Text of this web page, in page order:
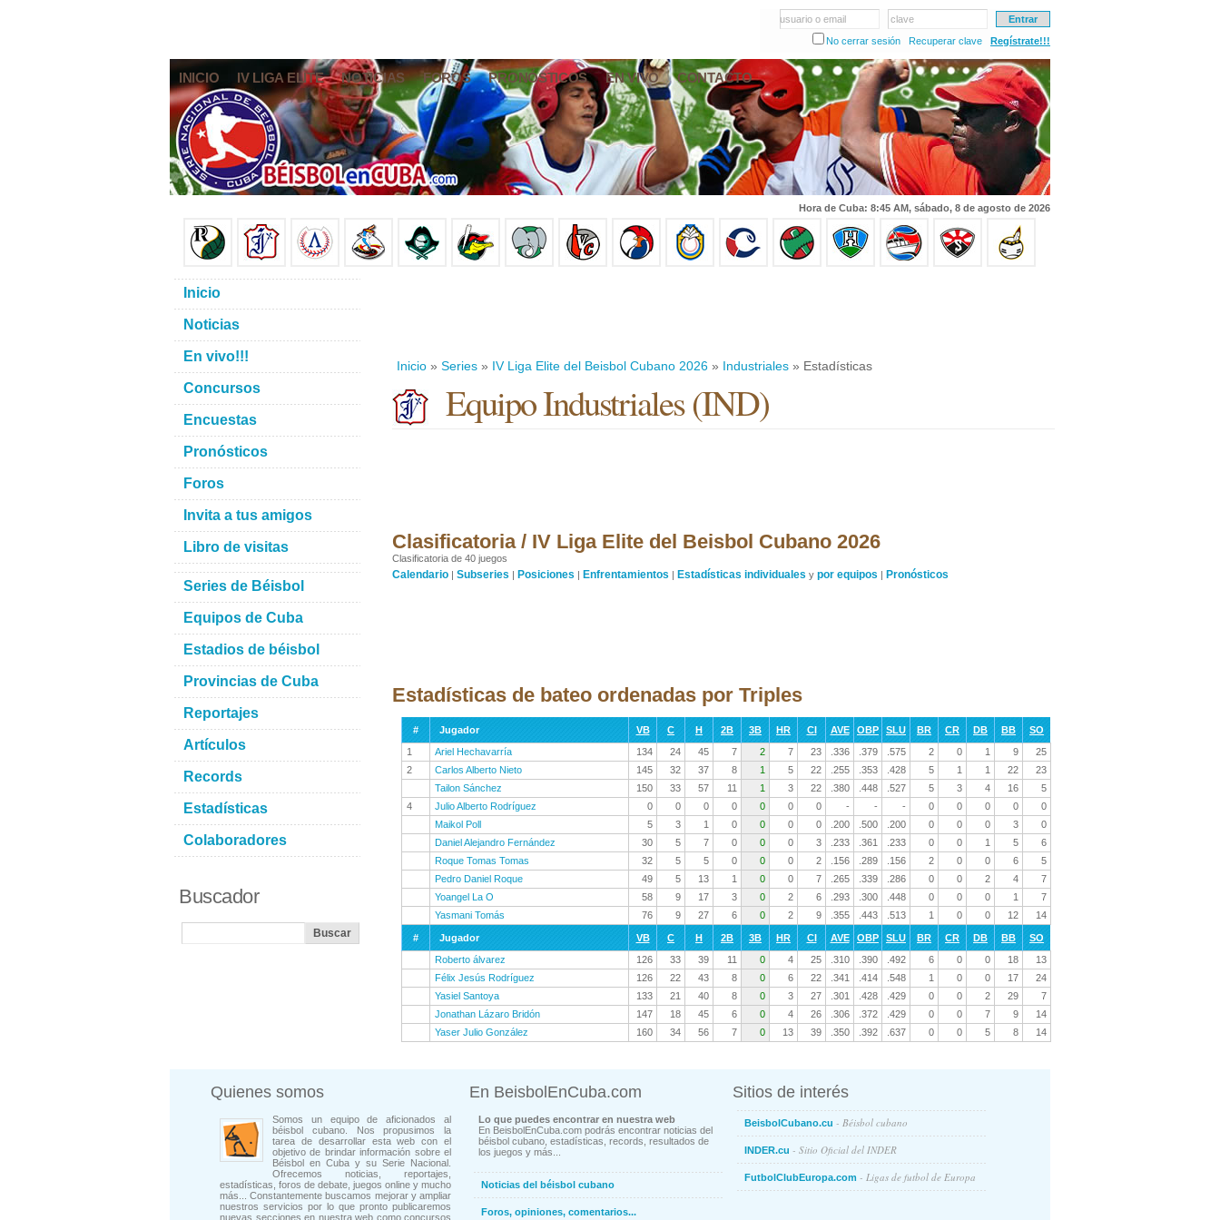
usuario o email
clave
No cerrar sesión
Recuperar clave Regístrate!!!
INICIO IV LIGA ELITE NOTICIAS FOROS PRONÓSTICOS EN VIVO CONTACTO
Hora de Cuba: 8:45 AM, sábado, 8 de agosto de 2026
Inicio » Series » IV Liga Elite del Beisbol Cubano 2026 » Industriales » Estadísticas
Equipo Industriales (IND)
Clasificatoria / IV Liga Elite del Beisbol Cubano 2026
Clasificatoria de 40 juegos
Calendario | Subseries | Posiciones | Enfrentamientos | Estadísticas individuales y por equipos | Pronósticos
Estadísticas de bateo ordenadas por Triples
# Jugador VB C H 2B 3B HR CI AVE OBP SLU BR CR DB BB
SO
1
Ariel Hechavarría 134 24 45 7 2 7 23 .336 .379 .575 2 0 1 9
25
2
Carlos Alberto Nieto 145 32 37 8 1 5 22 .255 .353 .428 5 1 1 22
23
Tailon Sánchez
150 33 57 11 1 3 22 .380 .448 .527 5 3 4 16
5
4
Julio Alberto Rodríguez 0 0 0 0 0 0 0 - - - 0 0 0 0
0
Maikol Poll
5 3 1 0 0 0 0 .200 .500 .200 0 0 0 3
0
Daniel Alejandro Fernández
30 5 7 0 0 0 3 .233 .361 .233 0 0 1 5
6
Roque Tomas Tomas
32 5 5 0 0 0 2 .156 .289 .156 2 0 0 6
5
Pedro Daniel Roque
49 5 13 1 0 0 7 .265 .339 .286 0 0 2 4
7
Yoangel La O
58 9 17 3 0 2 6 .293 .300 .448 0 0 0 1
7
Yasmani Tomás
76 9 27 6 0 2 9 .355 .443 .513 1 0 0 12 14
# Jugador VB C H 2B 3B HR CI AVE OBP SLU BR CR DB BB
SO
Roberto álvarez
126 33 39 11 0 4 25 .310 .390 .492 6 0 0 18
13
Félix Jesús Rodríguez
126 22 43 8 0 6 22 .341 .414 .548 1 0 0 17
24
Yasiel Santoya
133 21 40 8 0 3 27 .301 .428 .429 0 0 2 29
7
Jonathan Lázaro Bridón
147 18 45 6 0 4 26 .306 .372 .429 0 0 7 9
14
Yaser Julio González
160 34 56 7 0 13 39 .350 .392 .637 0 0 5 8 14
Inicio
Noticias
En vivo!!!
Concursos
Encuestas
Pronósticos
Foros
Invita a tus amigos
Libro de visitas
Series de Béisbol
Equipos de Cuba
Estadios de béisbol
Provincias de Cuba
Reportajes
Artículos
Records
Estadísticas
Colaboradores
Buscador
Quienes somos
Somos un equipo de aficionados al
béisbol cubano. Nos propusimos la
tarea de desarrollar esta web con el
objetivo de brindar información sobre el
Béisbol en Cuba y su Serie Nacional.
Ofrecemos noticias, reportajes,
estadísticas, foros de debate, juegos online y mucho
más... Constantemente buscamos mejorar y ampliar
nuestros servicios por lo que pronto publicaremos
nuevas secciones en nuestra web como concursos
En BeisbolEnCuba.com
Lo que puedes encontrar en nuestra web
En BeisbolEnCuba.com podrás encontrar noticias del
béisbol cubano, estadísticas, records, resultados de
los juegos y más...
Noticias del béisbol cubano
Foros, opiniones, comentarios...
Sitios de interés
BeisbolCubano.cu - Béisbol cubano
INDER.cu - Sitio Oficial del INDER
FutbolClubEuropa.com - Ligas de futbol de Europa